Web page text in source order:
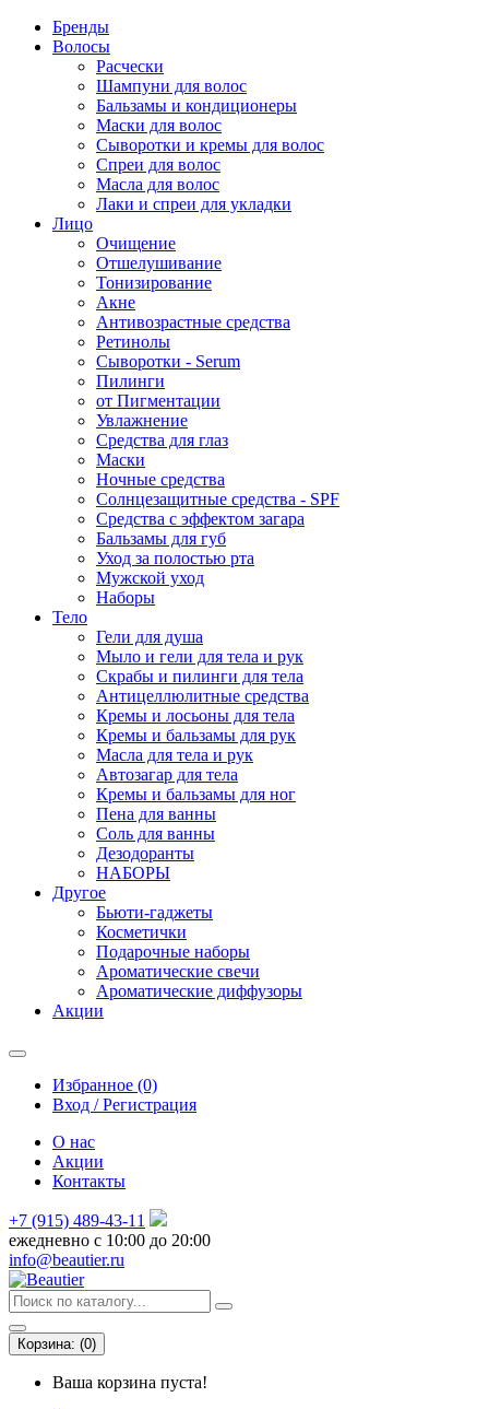
Бренды
Волосы
Расчески
Шампуни для волос
Бальзамы и кондиционеры
Маски для волос
Сыворотки и кремы для волос
Спреи для волос
Масла для волос
Лаки и спреи для укладки
Лицо
Очищение
Отшелушивание
Тонизирование
Акне
Антивозрастные средства
Ретинолы
Сыворотки - Serum
Пилинги
от Пигментации
Увлажнение
Средства для глаз
Маски
Ночные средства
Солнцезащитные средства - SPF
Средства c эффектом загара
Бальзамы для губ
Уход за полостью рта
Мужской уход
Наборы
Тело
Гели для душа
Мыло и гели для тела и рук
Скрабы и пилинги для тела
Антицеллюлитные средства
Кремы и лосьоны для тела
Кремы и бальзамы для рук
Масла для тела и рук
Автозагар для тела
Кремы и бальзамы для ног
Пена для ванны
Соль для ванны
Дезодоранты
НАБОРЫ
Другое
Бьюти-гаджеты
Косметички
Подарочные наборы
Ароматические свечи
Ароматические диффузоры
Акции
Избранное (0)
Вход / Регистрация
О нас
Акции
Контакты
+7 (915) 489-43-11
ежедневно с 10:00 до 20:00
info@beautier.ru
Корзина: (0)
Ваша корзина пуста!